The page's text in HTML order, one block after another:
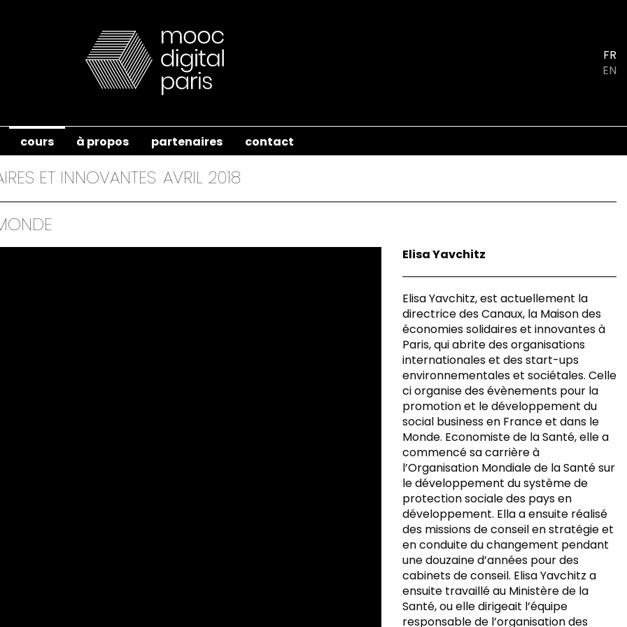
FR
EN
cours à propos partenaires contact
ET INNOVANTES AVRIL 2018
Elisa Yavchitz
Elisa Yavchitz, est actuellement la
directrice des Canaux, la Maison des
économies solidaires et innovantes à
Paris, qui abrite des organisations
internationales et des start-ups
environnementales et sociétales. Celle
ci organise des évènements pour la
promotion et le développement du
social business en France et dans le
Monde. Economiste de la Santé, elle a
commencé sa carrière à
l’Organisation Mondiale de la Santé sur
le développement du système de
protection sociale des pays en
développement. Ella a ensuite réalisé
des missions de conseil en stratégie et
en conduite du changement pendant
une douzaine d’années pour des
cabinets de conseil. Elisa Yavchitz a
ensuite travaillé au Ministère de la
Santé, ou elle dirigeait l’équipe
responsable de l’organisation des